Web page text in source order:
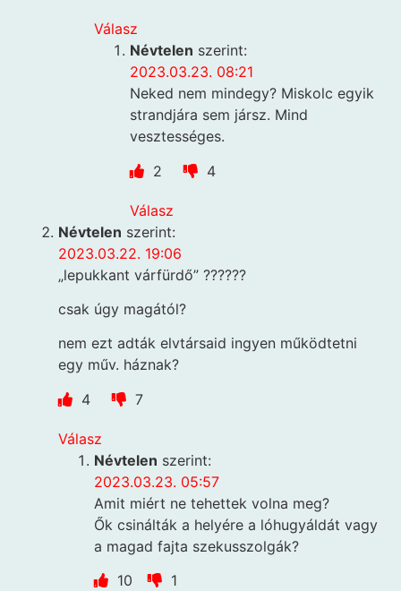
Válasz
Névtelen szerint:
2023.03.23. 08:21
Neked nem mindegy? Miskolc egyik
strandjára sem jársz. Mind
vesztességes.
2
4
Válasz
Névtelen szerint:
2023.03.22. 19:06
„lepukkant várfürdő” ??????
csak úgy magától?
nem ezt adták elvtársaid ingyen működtetni
egy műv. háznak?
4
7
Válasz
Névtelen szerint:
2023.03.23. 05:57
Amit miért ne tehettek volna meg?
Ők csinálták a helyére a lóhugyáldát vagy
a magad fajta szekusszolgák?
10
1